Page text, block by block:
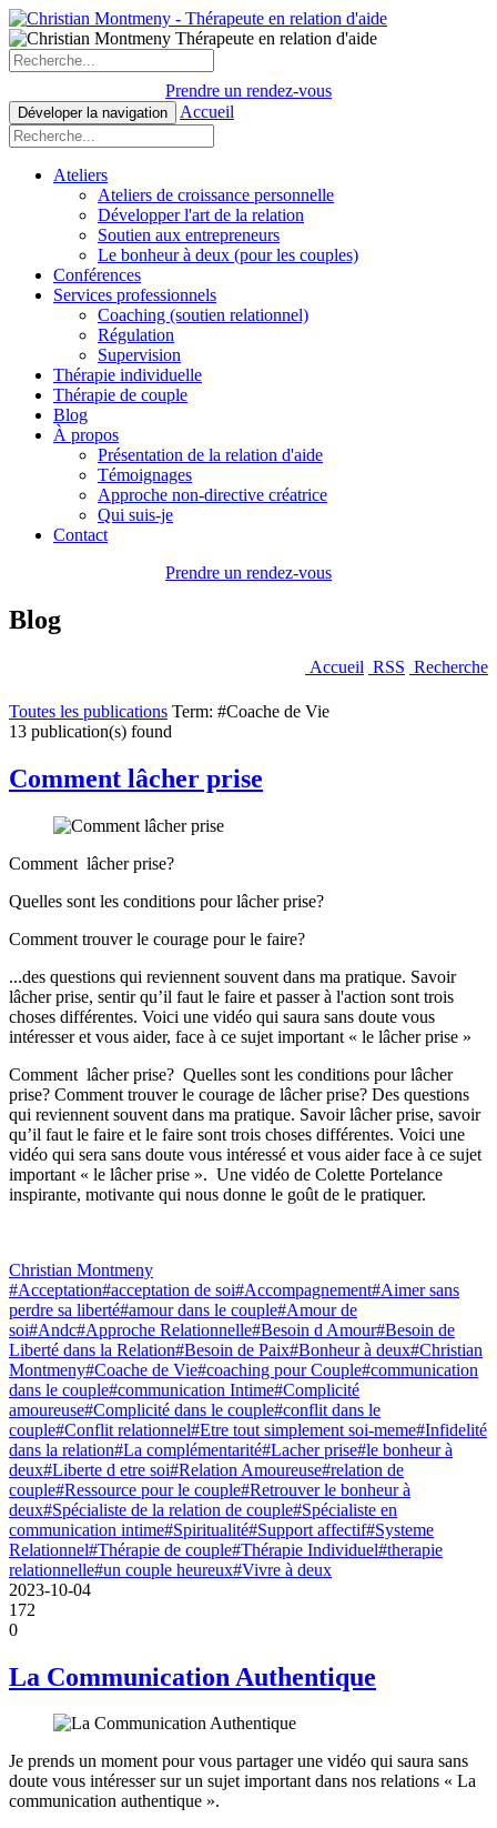
Prendre un rendez-vous
Déveloper la navigation Accueil
Ateliers
Ateliers de croissance personnelle
Développer l'art de la relation
Soutien aux entrepreneurs
Le bonheur à deux (pour les couples)
Conférences
Services professionnels
Coaching (soutien relationnel)
Régulation
Supervision
Thérapie individuelle
Thérapie de couple
Blog
À propos
Présentation de la relation d'aide
Témoignages
Approche non-directive créatrice
Qui suis-je
Contact
Prendre un rendez-vous
Blog
Accueil RSS Recherche
Toutes les publications Term: #Coache de Vie
13 publication(s) found
Comment lâcher prise
Comment lâcher prise?
Quelles sont les conditions pour lâcher prise?
Comment trouver le courage pour le faire?
...des questions qui reviennent souvent dans ma pratique. Savoir
lâcher prise, sentir qu’il faut le faire et passer à l'action sont trois
choses différentes. Voici une vidéo qui saura sans doute vous
intéresser et vous aider, face à ce sujet important « le lâcher prise »
Comment lâcher prise? Quelles sont les conditions pour lâcher
prise? Comment trouver le courage de lâcher prise? Des questions
qui reviennent souvent dans ma pratique. Savoir lâcher prise, savoir
qu’il faut le faire et le faire sont trois choses différentes. Voici une
vidéo qui sera sans doute vous intéressé et vous aider face à ce sujet
important « le lâcher prise ». Une vidéo de Colette Portelance
inspirante, motivante qui nous donne le goût de le pratiquer.
Christian Montmeny
#Acceptation#acceptation de soi#Accompagnement#Aimer sans
perdre sa liberté#amour dans le couple#Amour de
soi#Andc#Approche Relationnelle#Besoin d Amour#Besoin de
Liberté dans la Relation#Besoin de Paix#Bonheur à deux#Christian
Montmeny#Coache de Vie#coaching pour Couple#communication
dans le couple#communication Intime#Complicité
amoureuse#Complicité dans le couple#conflit dans le
couple#Conflit relationnel#Etre tout simplement soi-meme#Infidelité
dans la relation#La complémentarité#Lacher prise#le bonheur à
deux#Liberte d etre soi#Relation Amoureuse#relation de
couple#Ressource pour le couple#Retrouver le bonheur à
deux#Spécialiste de la relation de couple#Spécialiste en
communication intime#Spiritualité#Support affectif#Systeme
Relationnel#Thérapie de couple#Thérapie Individuel#therapie
relationnelle#un couple heureux#Vivre à deux
2023-10-04
172
0
La Communication Authentique
Je prends un moment pour vous partager une vidéo qui saura sans
doute vous intéresser sur un sujet important dans nos relations « La
communication authentique ».